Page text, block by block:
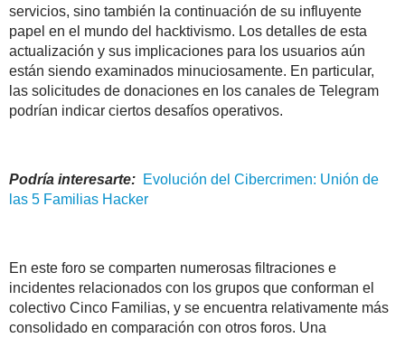
servicios, sino también la continuación de su influyente
papel en el mundo del hacktivismo. Los detalles de esta
actualización y sus implicaciones para los usuarios aún
están siendo examinados minuciosamente. En particular,
las solicitudes de donaciones en los canales de Telegram
podrían indicar ciertos desafíos operativos.
Podría interesarte: Evolución del Cibercrimen: Unión de
las 5 Familias Hacker
En este foro se comparten numerosas filtraciones e
incidentes relacionados con los grupos que conforman el
colectivo Cinco Familias, y se encuentra relativamente más
consolidado en comparación con otros foros. Una